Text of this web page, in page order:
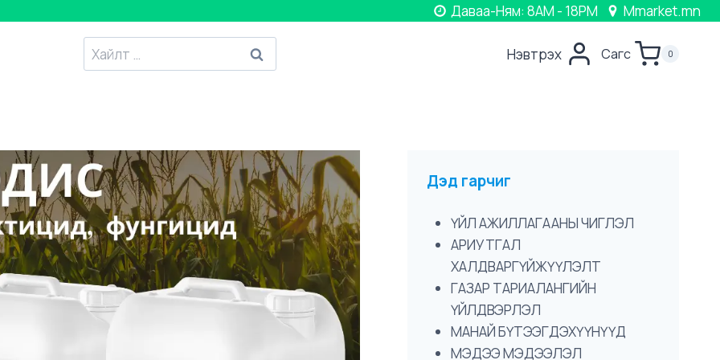
Даваа-Ням: 8AM - 18PM Mmarket.mn
Хайлтанд
:
Нэвтрэх Сагс 0
Дэд гарчиг
ҮЙЛ АЖИЛЛАГААНЫ ЧИГЛЭЛ
АРИУТГАЛ
ХАЛДВАРГҮЙЖҮҮЛЭЛТ
ГАЗАР ТАРИАЛАНГИЙН
ҮЙЛДВЭРЛЭЛ
МАНАЙ БҮТЭЭГДЭХҮҮНҮҮД
МЭДЭЭ МЭДЭЭЛЭЛ